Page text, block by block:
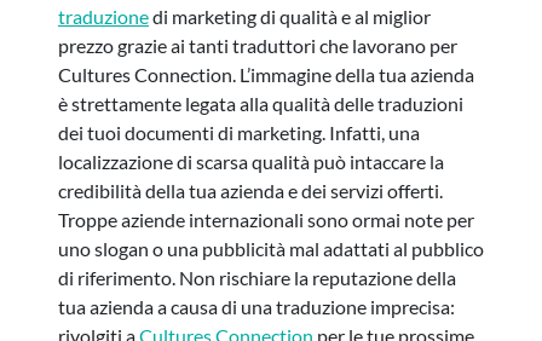
traduzionedi marketing di qualità e al miglior
prezzo grazie ai tanti traduttori che lavorano per
Cultures Connection. L’immagine della tua azienda
è strettamente legata alla qualità delle traduzioni
dei tuoi documenti di marketing. Infatti, una
localizzazione di scarsa qualità può intaccare la
credibilità della tua azienda e dei servizi offerti.
Troppe aziende internazionali sono ormai note per
uno slogan o una pubblicità mal adattati al pubblico
di riferimento. Non rischiare la reputazione della
tua azienda a causa di una traduzione imprecisa:
rivolgiti aCultures Connection per le tue prossime